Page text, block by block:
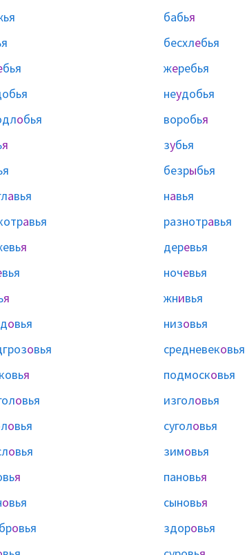
бабья
бесхлебья
бья жеребья
неудобья
обья воробья
я зубья
безрыбья
авья навья
авья разнотравья
я деревья
вья ночевья
я жнивья
овья низовья
овья средневековья
я подмосковья
овья изголовья
овья суголовья
овья зимовья
я пановья
овья сыновья
овья здоровья